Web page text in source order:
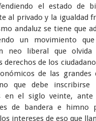
el estado de
al privado y la igualdad
andaluz se tiene que
un movimiento
neo liberal que
derechos de los
de las grandes
que debe inscribirse
en el siglo veinte, ante
de bandera e himno
intereses de eso que